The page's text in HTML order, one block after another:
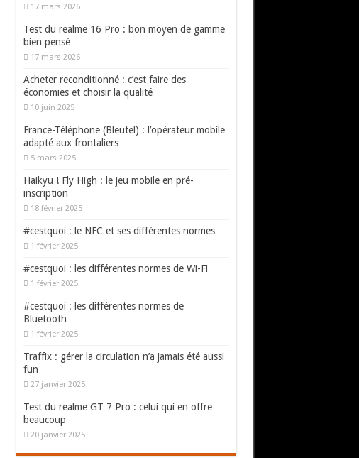
17 mars 2026
Test du realme 16 Pro : bon moyen de gamme
bien pensé
17 mars 2026
Acheter reconditionné : c’est faire des
économies et choisir la qualité
10 juin 2025
France-Téléphone (Bleutel) : l’opérateur mobile
adapté aux frontaliers
5 mars 2025
Haikyu ! Fly High : le jeu mobile en pré-
inscription
18 février 2025
#cestquoi : le NFC et ses différentes normes
1 février 2025
#cestquoi : les différentes normes de Wi-Fi
1 février 2025
#cestquoi : les différentes normes de
Bluetooth
1 février 2025
Traffix : gérer la circulation n’a jamais été aussi
fun
27 janvier 2025
Test du realme GT 7 Pro : celui qui en offre
beaucoup
20 janvier 2025